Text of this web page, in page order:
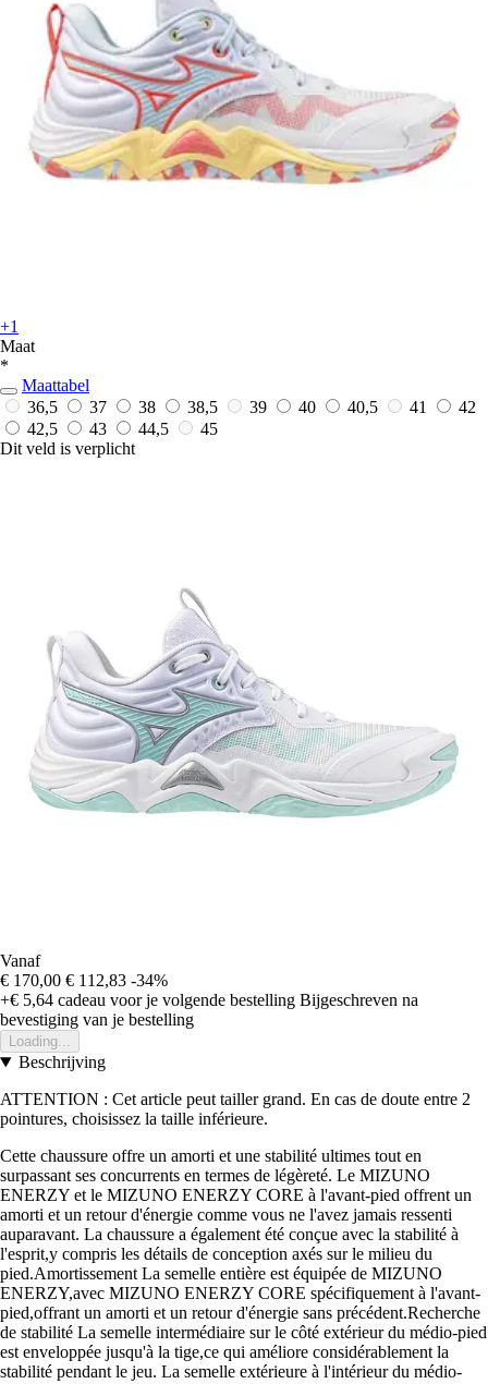
+1
Maat
*
Maattabel
36,5
37 38 38,5 39 40 40,5 41
42
42,5
43 44,5
45
Dit veld is verplicht
Vanaf
€ 170,00 € 112,83 -34%
+€ 5,64 cadeau voor je volgende bestelling Bijgeschreven na
bevestiging van je bestelling
Loading...
Beschrijving
ATTENTION : Cet article peut tailler grand. En cas de doute entre 2
pointures, choisissez la taille inférieure.
Cette chaussure offre un amorti et une stabilité ultimes tout en
surpassant ses concurrents en termes de légèreté. Le MIZUNO
ENERZY et le MIZUNO ENERZY CORE à l'avant-pied offrent un
amorti et un retour d'énergie comme vous ne l'avez jamais ressenti
auparavant. La chaussure a également été conçue avec la stabilité à
l'esprit,y compris les détails de conception axés sur le milieu du
pied.Amortissement La semelle entière est équipée de MIZUNO
ENERZY,avec MIZUNO ENERZY CORE spécifiquement à l'avant-
pied,offrant un amorti et un retour d'énergie sans précédent.Recherche
de stabilité La semelle intermédiaire sur le côté extérieur du médio-pied
est enveloppée jusqu'à la tige,ce qui améliore considérablement la
stabilité pendant le jeu. La semelle extérieure à l'intérieur du médio-